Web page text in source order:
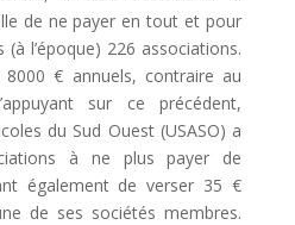
de ne payer en tout et pour
l’époque) 226 associations.
€ annuels, contraire au
sur ce précédent,
du Sud Ouest (USASO) a
à ne plus payer de
également de verser 35 €
de ses sociétés membres.